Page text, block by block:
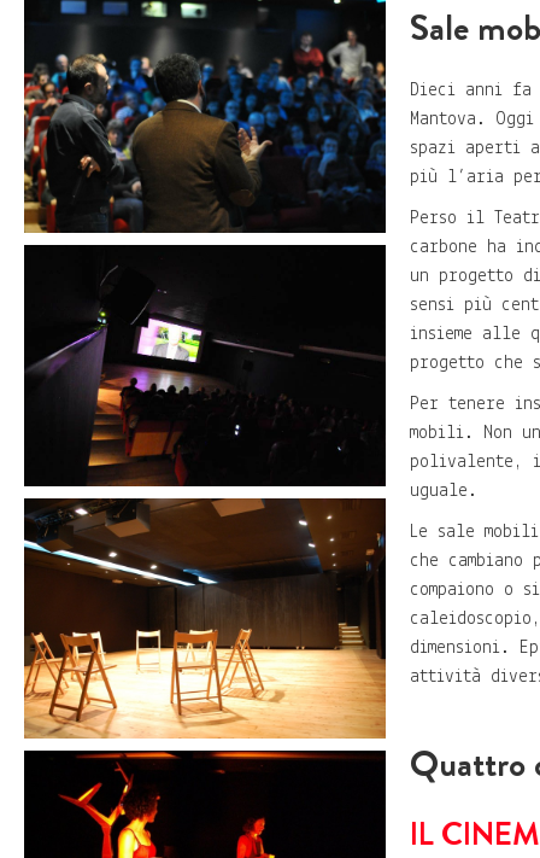
Sale
Dieci anni fa
Mantova.
spazi aperti
più l’aria
Perso il
carbone ha
un progetto
sensi più
insieme alle
progetto che
Per tenere
mobili. Non
polivalente,
uguale.
Le sale
che
compaiono o
dimensioni.
attività
Quattro
IL